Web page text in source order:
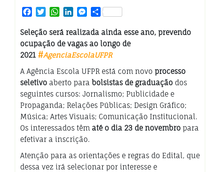
Facebook
TwitterWhatsApp
LinkedInMessenger
Share
Seleção será realizada ainda esse ano, prevendo
ocupação de vagas ao longo de
2021 #AgenciaEscolaUFPR
A Agência Escola UFPR está com novo processo
seletivo aberto para bolsistas de graduação dos
seguintes cursos: Jornalismo; Publicidade e
Propaganda; Relações Públicas; Design Gráfico;
Música; Artes Visuais; Comunicação Institucional.
Os interessados têm até o dia 23 de novembro para
efetivar a inscrição.
Atenção para as orientações e regras do Edital, que
dessa vez irá selecionar por interesse e